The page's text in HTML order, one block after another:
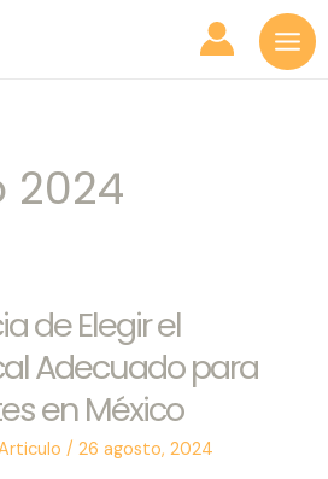
2024
de Elegir el
Adecuado para
en México
/26 agosto, 2024